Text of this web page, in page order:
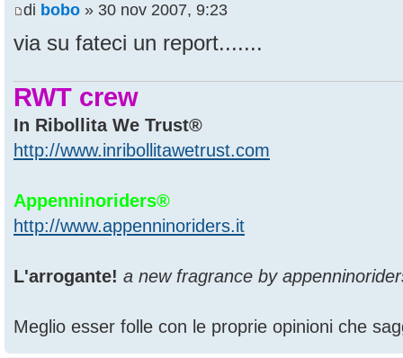
di bobo » 30 nov 2007, 9:23
via su fateci un report.......
RWT crew
In Ribollita We Trust®
http://www.inribollitawetrust.com
Appenninoriders®
http://www.appenninoriders.it
L'arrogante! a new fragrance by
Meglio esser folle con le proprie opinioni che